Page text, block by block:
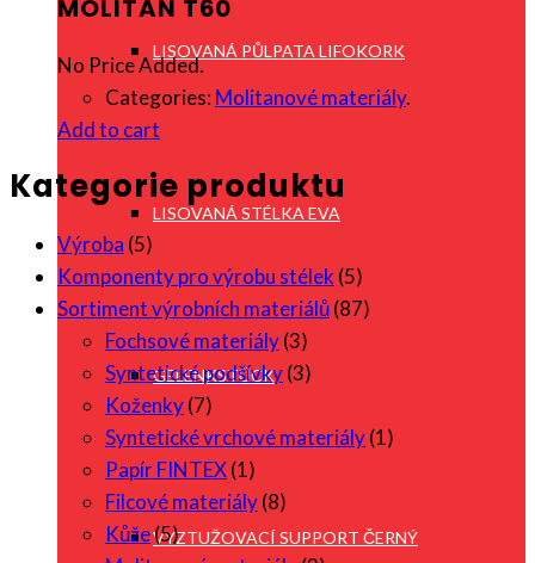
LISOVANÁ PŮLPATA LIFOKORK
LISOVANÁ STÉLKA EVA
GELENKSTÜCK
VYZTUŽOVACÍ SUPPORT ČERNÝ
MOLITAN T60
No Price Added.
Categories:Molitanové materiály.
Add to cart
Kategorie produktu
Výroba (5)
Komponenty pro výrobu stélek (5)
Sortiment výrobních materiálů(87)
Fochsové materiály(3)
Syntetické podšívky(3)
Koženky(7)
Syntetické vrchové materiály(1)
Papír FINTEX(1)
Filcové materiály(8)
Kůže(5)